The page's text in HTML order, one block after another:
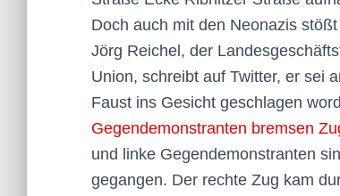
Doch auch mit den Neonazis
Jörg Reichel, der
Union, schreibt auf Twitter, er sei
Faust ins Gesicht geschlagen
Gegendemonstranten bremsen
und linke Gegendemonstranten
gegangen. Der rechte Zug kam